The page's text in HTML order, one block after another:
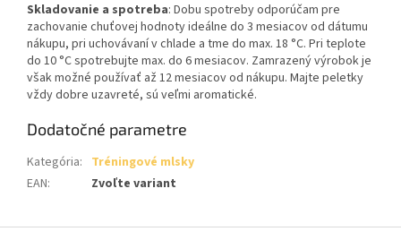
Skladovanie a spotreba: Dobu spotreby odporúčam pre
zachovanie chuťovej hodnoty ideálne do 3 mesiacov od dátumu
nákupu, pri uchovávaní v chlade a tme do max. 18 °C. Pri teplote
do 10 °C spotrebujte max. do 6 mesiacov. Zamrazený výrobok je
však možné používať až 12 mesiacov od nákupu. Majte peletky
vždy dobre uzavreté, sú veľmi aromatické.
Dodatočné parametre
Kategória: Tréningové mlsky
EAN: Zvoľte variant